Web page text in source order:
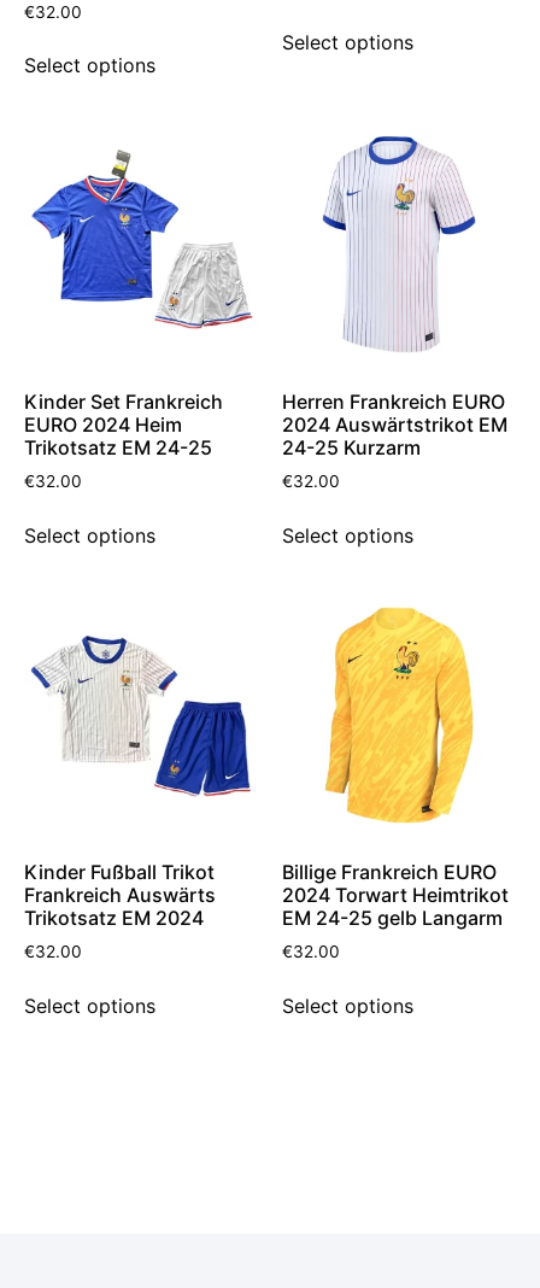
€32.00
Select options
Select options
Kinder Set Frankreich
EURO 2024 Heim
Trikotsatz EM 24-25
€32.00
Select options
Herren Frankreich EURO
2024 Auswärtstrikot EM
24-25 Kurzarm
€32.00
Select options
Kinder Fußball Trikot
Frankreich Auswärts
Trikotsatz EM 2024
€32.00
Select options
Billige Frankreich EURO
2024 Torwart Heimtrikot
EM 24-25 gelb Langarm
€32.00
Select options